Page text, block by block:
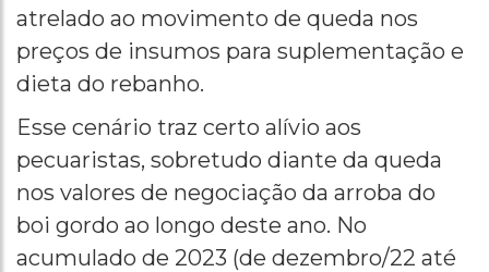
atrelado ao movimento de queda nos
preços de insumos para suplementação e
dieta do rebanho.
Esse cenário traz certo alívio aos
pecuaristas, sobretudo diante da queda
nos valores de negociação da arroba do
boi gordo ao longo deste ano. No
acumulado de 2023 (de dezembro/22 até